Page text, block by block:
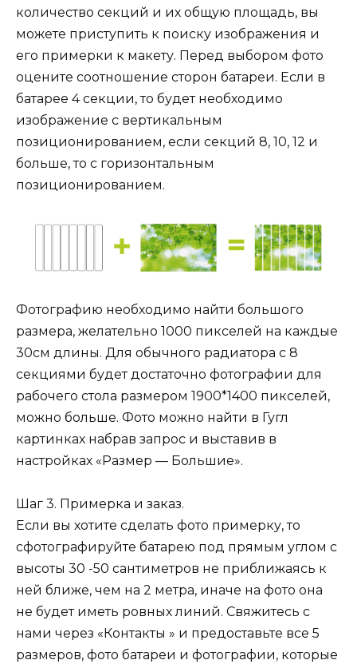
количество секций и их общую площадь, вы
можете приступить к поиску изображения и
его примерки к макету. Перед выбором фото
оцените соотношение сторон батареи. Если в
батарее 4 секции, то будет необходимо
изображение с вертикальным
позиционированием, если секций 8, 10, 12 и
больше, то с горизонтальным
позиционированием.
Фотографию необходимо найти большого
размера, желательно 1000 пикселей на каждые
30см длины. Для обычного радиатора с 8
секциями будет достаточно фотографии для
рабочего стола размером 1900*1400 пикселей,
можно больше. Фото можно найти в Гугл
картинках набрав запрос и выставив в
настройках «Размер — Большие».
Шаг 3. Примерка и заказ.
Если вы хотите сделать фото примерку, то
сфотографируйте батарею под прямым углом с
высоты 30 -50 сантиметров не приближаясь к
ней ближе, чем на 2 метра, иначе на фото она
не будет иметь ровных линий. Свяжитесь с
нами через «Контакты » и предоставьте все 5
размеров, фото батареи и фотографии, которые